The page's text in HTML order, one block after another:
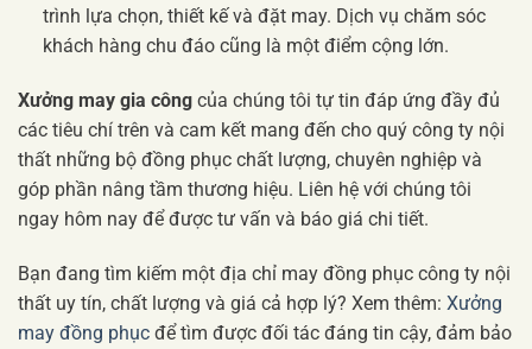
trình lựa chọn, thiết kế và đặt may. Dịch vụ chăm sóc
khách hàng chu đáo cũng là một điểm cộng lớn.
Xưởng may gia công của chúng tôi tự tin đáp ứng đầy đủ
các tiêu chí trên và cam kết mang đến cho quý công ty nội
thất những bộ đồng phục chất lượng, chuyên nghiệp và
góp phần nâng tầm thương hiệu. Liên hệ với chúng tôi
ngay hôm nay để được tư vấn và báo giá chi tiết.
Bạn đang tìm kiếm một địa chỉ may đồng phục công ty nội
thất uy tín, chất lượng và giá cả hợp lý? Xem thêm: Xưởng
may đồng phục để tìm được đối tác đáng tin cậy, đảm bảo